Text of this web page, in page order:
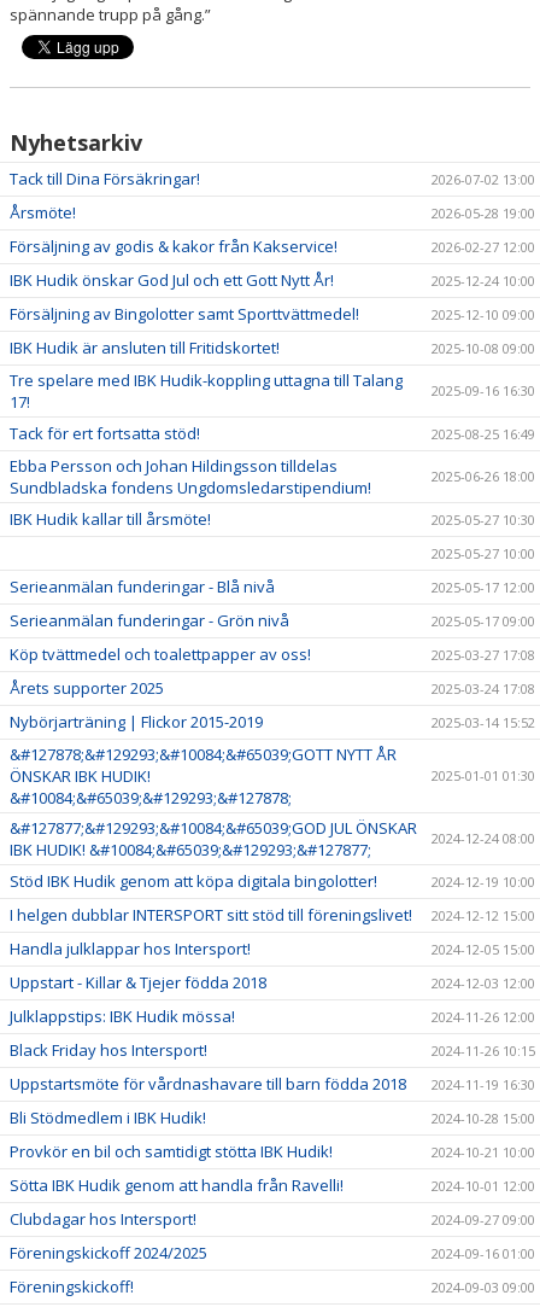
spännande trupp på gång.”
Nyhetsarkiv
Tack till Dina Försäkringar! 2026-07-02 13:00
Årsmöte! 2026-05-28 19:00
Försäljning av godis & kakor från Kakservice! 2026-02-27 12:00
IBK Hudik önskar God Jul och ett Gott Nytt År! 2025-12-24 10:00
Försäljning av Bingolotter samt Sporttvättmedel! 2025-12-10 09:00
IBK Hudik är ansluten till Fritidskortet! 2025-10-08 09:00
Tre spelare med IBK Hudik-koppling uttagna till Talang
17!
2025-09-16 16:30
Tack för ert fortsatta stöd! 2025-08-25 16:49
Ebba Persson och Johan Hildingsson tilldelas
Sundbladska fondens Ungdomsledarstipendium!
2025-06-26 18:00
IBK Hudik kallar till årsmöte!
2025-05-27 10:30
2025-05-27 10:00
Serieanmälan funderingar - Blå nivå 2025-05-17 12:00
Serieanmälan funderingar - Grön nivå 2025-05-17 09:00
Köp tvättmedel och toalettpapper av oss! 2025-03-27 17:08
Årets supporter 2025 2025-03-24 17:08
Nybörjarträning | Flickor 2015-2019 2025-03-14 15:52
&#127878;&#129293;&#10084;&#65039;GOTT NYTT ÅR
ÖNSKAR IBK HUDIK!
&#10084;&#65039;&#129293;&#127878;
2025-01-01 01:30
&#127877;&#129293;&#10084;&#65039;GOD JUL ÖNSKAR
IBK HUDIK! &#10084;&#65039;&#129293;&#127877;
2024-12-24 08:00
Stöd IBK Hudik genom att köpa digitala bingolotter! 2024-12-19 10:00
I helgen dubblar INTERSPORT sitt stöd till föreningslivet! 2024-12-12 15:00
Handla julklappar hos Intersport! 2024-12-05 15:00
Uppstart - Killar & Tjejer födda 2018 2024-12-03 12:00
Julklappstips: IBK Hudik mössa! 2024-11-26 12:00
Black Friday hos Intersport! 2024-11-26 10:15
Uppstartsmöte för vårdnashavare till barn födda 2018 2024-11-19 16:30
Bli Stödmedlem i IBK Hudik! 2024-10-28 15:00
Provkör en bil och samtidigt stötta IBK Hudik! 2024-10-21 10:00
Sötta IBK Hudik genom att handla från Ravelli! 2024-10-01 12:00
Clubdagar hos Intersport! 2024-09-27 09:00
Föreningskickoff 2024/2025 2024-09-16 01:00
Föreningskickoff! 2024-09-03 09:00